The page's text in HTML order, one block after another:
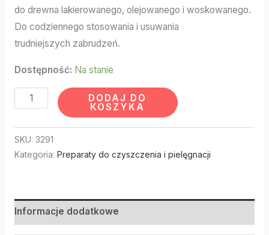
do drewna lakierowanego, olejowanego i woskowanego.
Do codziennego stosowania i usuwania
trudniejszych zabrudzeń.
Dostępność: Na stanie
DODAJ DO
KOSZYKA
SKU: 3291
Kategoria: Preparaty do czyszczenia i pielęgnacji
Informacje dodatkowe